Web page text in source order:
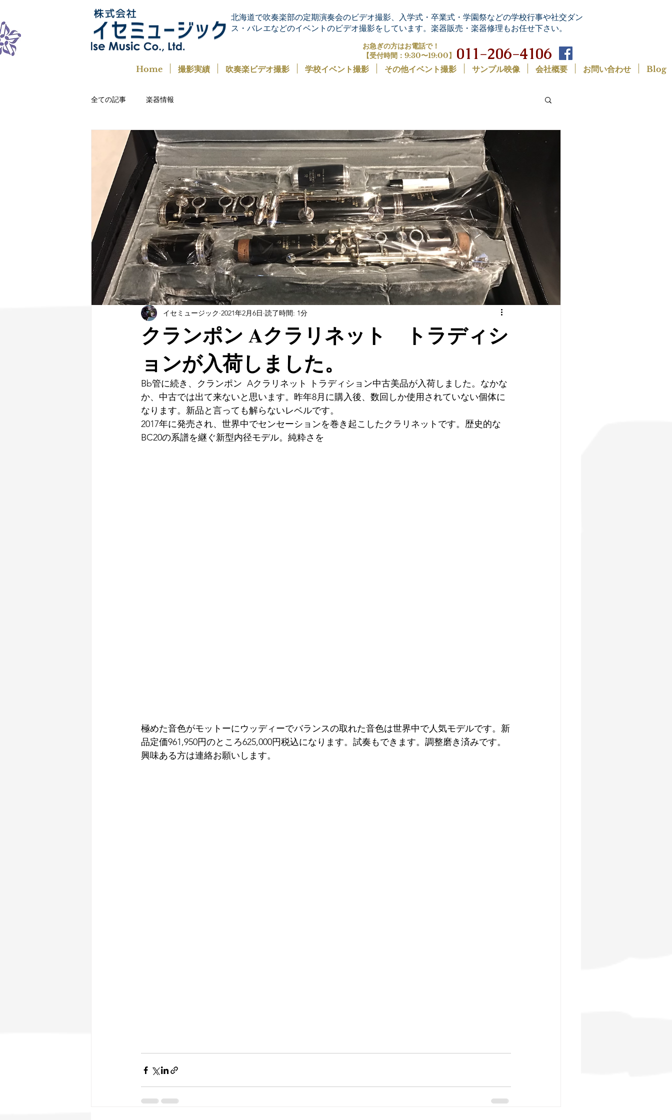
北海道で吹奏楽部の定期演奏会のビデオ撮影、入学式・卒業式・学園祭などの学校行事や社交ダン
ス・バレエなどのイベントのビデオ撮影をしています。楽器販売・楽器修理もお任せ下さい。
お急ぎの方はお電話で！
【受付時間：9:30〜19:00】
011-206-4106
Home 撮影実績 吹奏楽ビデオ撮影 学校イベント撮影 その他イベント撮影 サンプル映像 会社概要 お問い合わせ Blog
全ての記事 楽器情報
クランポン Aクラリネット トラディシ
ョンが入荷しました。
イセミュージック 2021年2月6日 読了時間: 1分
Bb管に続き、クランポン  Aクラリネット トラディション中古美品が入荷しました。なかな
か、中古では出て来ないと思います。昨年8月に購入後、数回しか使用されていない個体に
なります。新品と言っても解らないレベルです。
2017年に発売され、世界中でセンセーションを巻き起こしたクラリネットです。歴史的な
BC20の系譜を継ぐ新型内径モデル。純粋さを
極めた音色がモットーにウッディーでバランスの取れた音色は世界中で人気モデルです。新
品定価961,950円のところ625,000円税込になります。試奏もできます。調整磨き済みです。
興味ある方は連絡お願いします。